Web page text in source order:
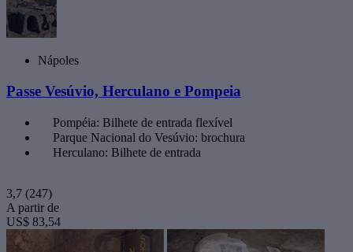
Nápoles
Passe Vesúvio, Herculano e Pompeia
Pompéia: Bilhete de entrada flexível
Parque Nacional do Vesúvio: brochura
Herculano: Bilhete de entrada
3,7 (247)
A partir de
US$ 83,54